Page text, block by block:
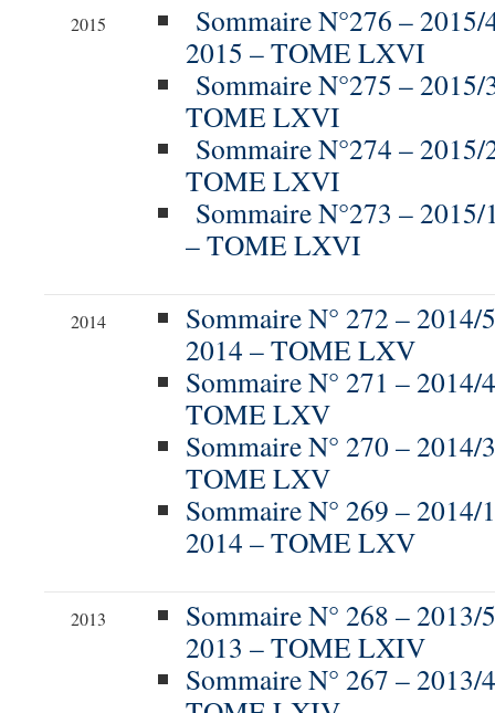
2015
Sommaire N°276 –
2015 – TOME LXVI
Sommaire N°275 –
TOME LXVI
Sommaire N°274 –
TOME LXVI
Sommaire N°273 –
– TOME LXVI
2014
Sommaire N° 272 –
2014 – TOME LXV
Sommaire N° 271 –
TOME LXV
Sommaire N° 270 –
TOME LXV
Sommaire N° 269 –
2014 – TOME LXV
2013
Sommaire N° 268 –
2013 – TOME LXIV
Sommaire N° 267 –